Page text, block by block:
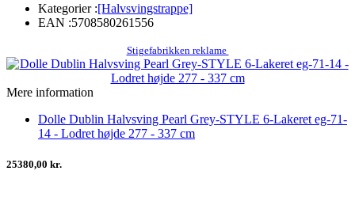
Kategorier :[Halvsvingstrappe]
EAN :5708580261556
Stigefabrikken reklame
Mere information
Dolle Dublin Halvsving Pearl Grey-STYLE 6-Lakeret eg-71-
14 - Lodret højde 277 - 337 cm
25380,00 kr.